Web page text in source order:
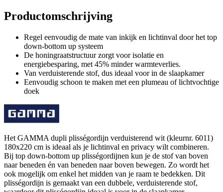
Productomschrijving
Regel eenvoudig de mate van inkijk en lichtinval door het top
down-bottom up systeem
De honingraatstructuur zorgt voor isolatie en
energiebesparing, met 45% minder warmteverlies.
Van verduisterende stof, dus ideaal voor in de slaapkamer
Eenvoudig schoon te maken met een plumeau of lichtvochtige
doek
Het GAMMA dupli plisségordijn verduisterend wit (kleurnr. 6011)
180x220 cm is ideaal als je lichtinval en privacy wilt combineren.
Bij top down-bottom up plisségordijnen kun je de stof van boven
naar beneden én van beneden naar boven bewegen. Zo wordt het
ook mogelijk om enkel het midden van je raam te bedekken. Dit
plisségordijn is gemaakt van een dubbele, verduisterende stof,